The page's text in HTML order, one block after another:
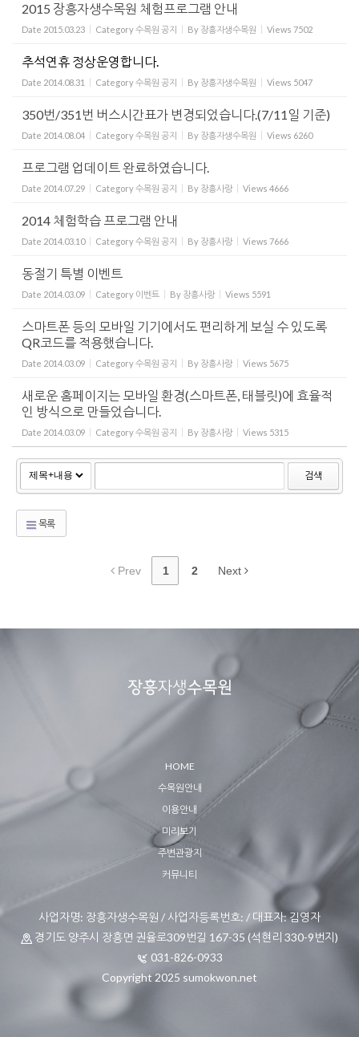
2015 장흥자생수목원 체험프로그램 안내
Date 2015.03.23 Category수목원 공지 By 장흥자생수목원 Views 7502
추석연휴 정상운영합니다.
Date 2014.08.31 Category수목원 공지 By 장흥자생수목원 Views 5047
350번/351번 버스시간표가 변경되었습니다.(7/11일 기준)
Date 2014.08.04 Category수목원 공지 By 장흥자생수목원 Views 6260
프로그램 업데이트 완료하였습니다.
Date 2014.07.29 Category수목원 공지 By 장흥사랑 Views 4666
2014 체험학습 프로그램 안내
Date 2014.03.10 Category수목원 공지 By 장흥사랑 Views 7666
동절기 특별 이벤트
Date 2014.03.09 Category 이벤트 By 장흥사랑 Views 5591
스마트폰 등의 모바일 기기에서도 편리하게 보실 수 있도록
QR코드를 적용했습니다.
Date 2014.03.09 Category수목원 공지 By 장흥사랑 Views 5675
새로운 홈페이지는 모바일 환경(스마트폰, 태블릿)에 효율적
인 방식으로 만들었습니다.
Date 2014.03.09 Category수목원 공지 By 장흥사랑 Views 5315
검색
목록
Prev 1 2 Next
HOME
수목원안내
이용안내
미리보기
주변관광지
커뮤니티
사업자명: 장흥자생수목원 / 사업자등록번호: / 대표자: 김영자
경기도 양주시 장흥면 권율로309번길 167-35 (석현리 330-9번지)
031-826-0933
Copyright 2025 sumokwon.net